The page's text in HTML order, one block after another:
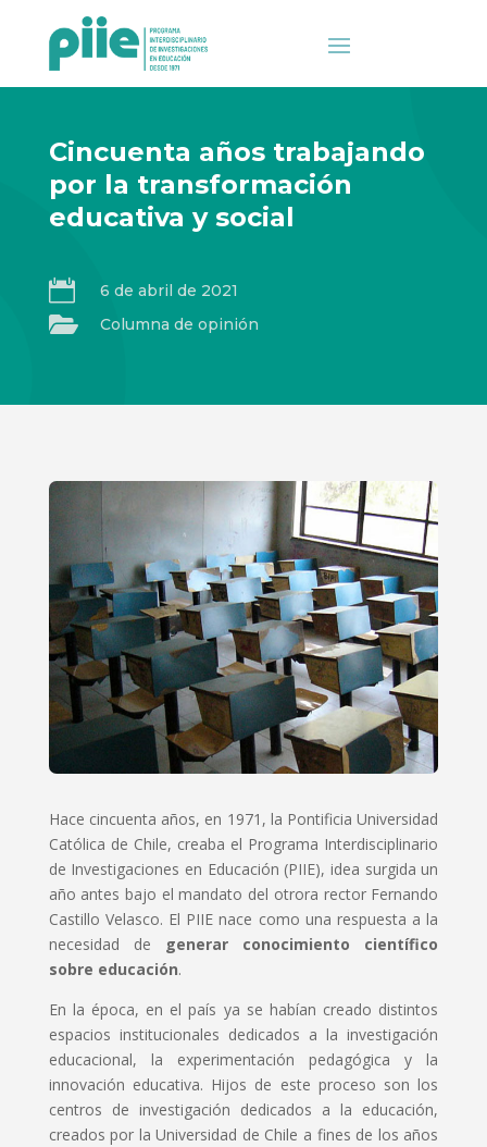
Cincuenta años trabajando
por la transformación
educativa y social
 6 de abril de 2021
 Columna de opinión
Hace cincuenta años, en 1971, la Pontificia Universidad
Católica de Chile, creaba el Programa Interdisciplinario
de Investigaciones en Educación (PIIE), idea surgida un
año antes bajo el mandato del otrora rector Fernando
Castillo Velasco. El PIIE nace como una respuesta a la
necesidad de
generar conocimiento científico
sobre educación.
En la época, en el país ya se habían creado distintos
espacios institucionales dedicados a la investigación
educacional, la experimentación pedagógica y la
innovación educativa. Hijos de este proceso son los
centros de investigación dedicados a la educación,
creados por la Universidad de Chile a fines de los años